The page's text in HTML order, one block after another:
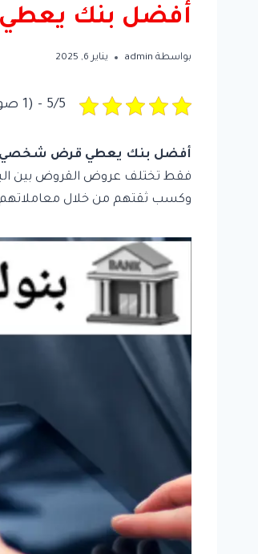
أفضل بنك
بواسطة admin يناير 6, 2025
5/5 - (1 صوت واحد)
أفضل بنك يعطي قرض شخصي
فقط تختلف عروض القروض بين
وكسب ثقتهم من خلال معاملاتهم